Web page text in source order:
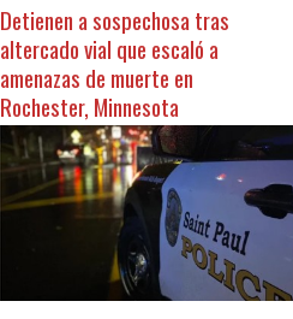
Detienen a sospechosa tras
altercado vial que escaló a
amenazas de muerte en
Rochester, Minnesota